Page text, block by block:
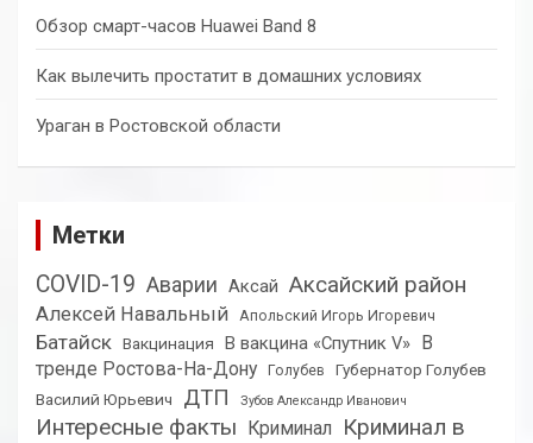
Обзор смарт-часов Huawei Band 8
Как вылечить простатит в домашних условиях
Ураган в Ростовской области
Метки
COVID-19 Аварии Аксай Аксайский район
Алексей Навальный Апольский Игорь Игоревич
Батайск Вакцинация В вакцина «Спутник V»
В
тренде Ростова-На-Дону
Голубев
Губернатор Голубев
Василий Юрьевич
ДТП Зубов Александр Иванович
Интересные факты Криминал
Криминал в